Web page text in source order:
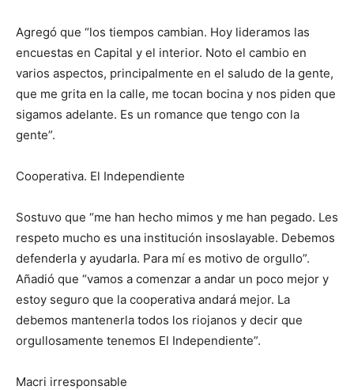
Agregó que “los tiempos cambian. Hoy lideramos las
encuestas en Capital y el interior. Noto el cambio en
varios aspectos, principalmente en el saludo de la gente,
que me grita en la calle, me tocan bocina y nos piden que
sigamos adelante. Es un romance que tengo con la
gente”.
Cooperativa. El Independiente
Sostuvo que “me han hecho mimos y me han pegado. Les
respeto mucho es una institución insoslayable. Debemos
defenderla y ayudarla. Para mí es motivo de orgullo”.
Añadió que “vamos a comenzar a andar un poco mejor y
estoy seguro que la cooperativa andará mejor. La
debemos mantenerla todos los riojanos y decir que
orgullosamente tenemos El Independiente”.
Macri irresponsable